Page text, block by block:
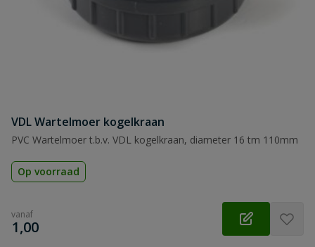
VDL Wartelmoer kogelkraan
PVC Wartelmoer t.b.v. VDL kogelkraan, diameter 16 tm 110mm
Op voorraad
vanaf
€
1,00